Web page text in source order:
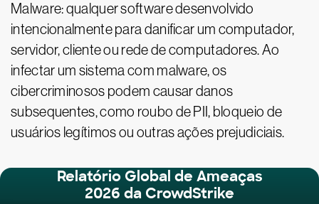
Malware: qualquer software desenvolvido
intencionalmente para danificar um computador,
servidor, cliente ou rede de computadores. Ao
infectar um sistema com malware, os
cibercriminosos podem causar danos
subsequentes, como roubo de PII, bloqueio de
usuários legítimos ou outras ações prejudiciais.
Relatório Global de Ameaças
2026 da CrowdStrike